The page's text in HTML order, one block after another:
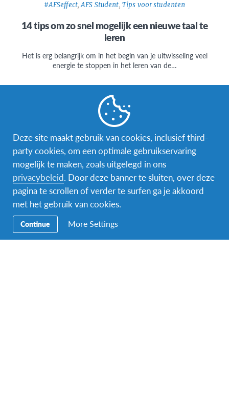
#AFSeffect,AFS Student, Tips voor studenten
14 tips om zo snel mogelijk een nieuwe taal te
leren
Het is erg belangrijk om in het begin van je uitwisseling veel
energie te stoppen in het leren van de…
FacebookInstagramMessenger
Secundaire
Navigatie
Naar het buitenland
Word gastgezin
Vrijwilliger bij AFS
Deze site maakt gebruik van cookies, inclusief third-
party cookies, om een optimale gebruikservaring
mogelijk te maken, zoals uitgelegd in ons
privacybeleid. Door deze banner te sluiten, over deze
pagina te scrollen of verder te surfen ga je akkoord
met het gebruik van cookies.
Continue More Settings